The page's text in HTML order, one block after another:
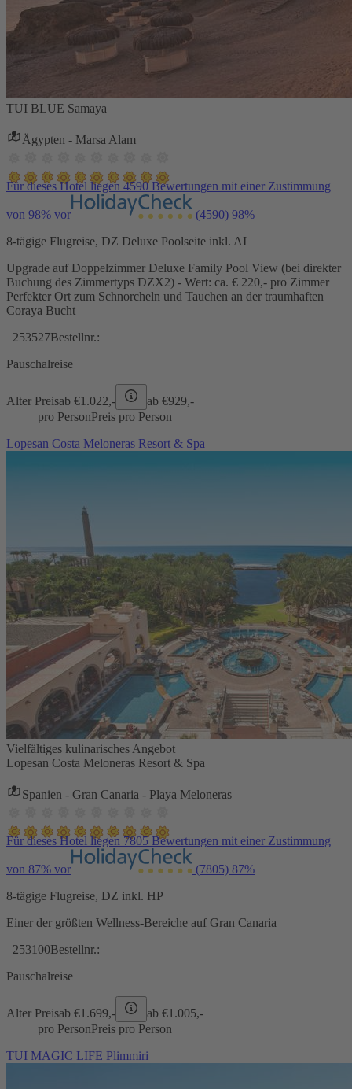
TUI BLUE Samaya
Ägypten - Marsa Alam
Für dieses Hotel liegen 4590 Bewertungen mit einer Zustimmung
von 98% vor (4590) 98%
8-tägige Flugreise, DZ Deluxe Poolseite inkl. AI
Upgrade auf Doppelzimmer Deluxe Family Pool View (bei direkter
Buchung des Zimmertyps DZX2) - Wert: ca. € 220,- pro Zimmer
Perfekter Ort zum Schnorcheln und Tauchen an der traumhaften
Coraya Bucht
253527Bestellnr.:
Pauschalreise
Alter Preisab €1.022,- ab €929,-
pro PersonPreis pro Person
Lopesan Costa Meloneras Resort & Spa
Vielfältiges kulinarisches Angebot
Lopesan Costa Meloneras Resort & Spa
Spanien - Gran Canaria - Playa Meloneras
Für dieses Hotel liegen 7805 Bewertungen mit einer Zustimmung
von 87% vor (7805) 87%
8-tägige Flugreise, DZ inkl. HP
Einer der größten Wellness-Bereiche auf Gran Canaria
253100Bestellnr.:
Pauschalreise
Alter Preisab €1.699,- ab €1.005,-
pro PersonPreis pro Person
TUI MAGIC LIFE Plimmiri